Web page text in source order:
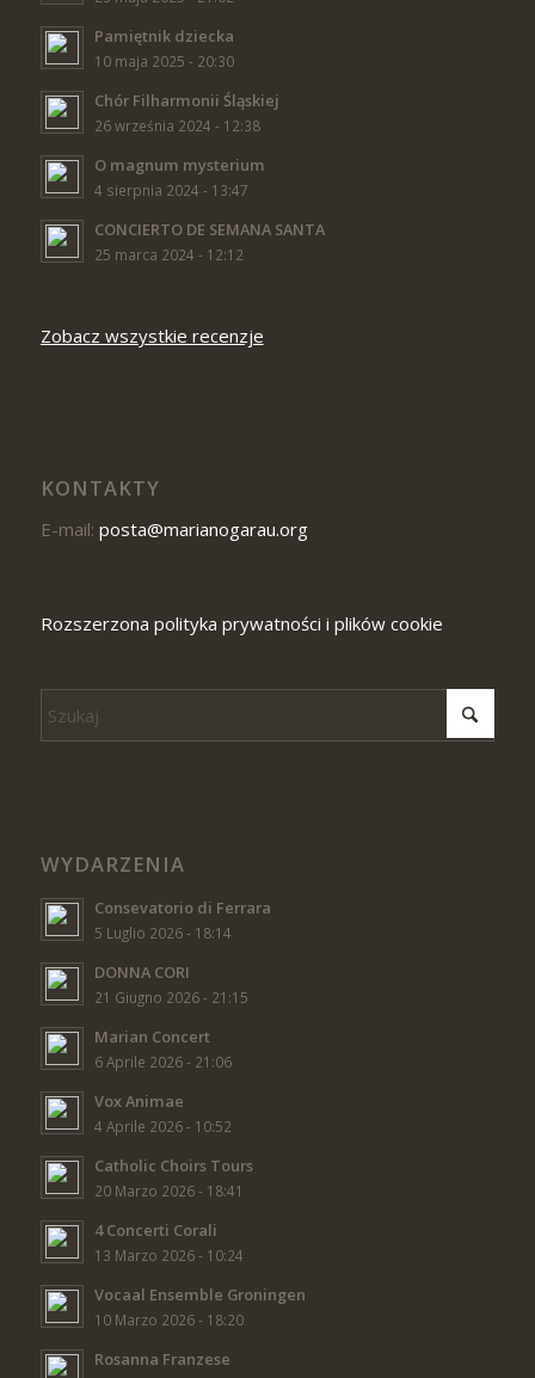
Pamiętnik dziecka
10 maja 2025 - 20:30
Chór Filharmonii Śląskiej
26 września 2024 - 12:38
O magnum mysterium
4 sierpnia 2024 - 13:47
CONCIERTO DE SEMANA SANTA
25 marca 2024 - 12:12
Zobacz wszystkie recenzje
KONTAKTY
E-mail: posta@marianogarau.org
Rozszerzona polityka prywatności i plików cookie
WYDARZENIA
Consevatorio di Ferrara
5 Luglio 2026 - 18:14
DONNA CORI
21 Giugno 2026 - 21:15
Marian Concert
6 Aprile 2026 - 21:06
Vox Animae
4 Aprile 2026 - 10:52
Catholic Choirs Tours
20 Marzo 2026 - 18:41
4 Concerti Corali
13 Marzo 2026 - 10:24
Vocaal Ensemble Groningen
10 Marzo 2026 - 18:20
Rosanna Franzese